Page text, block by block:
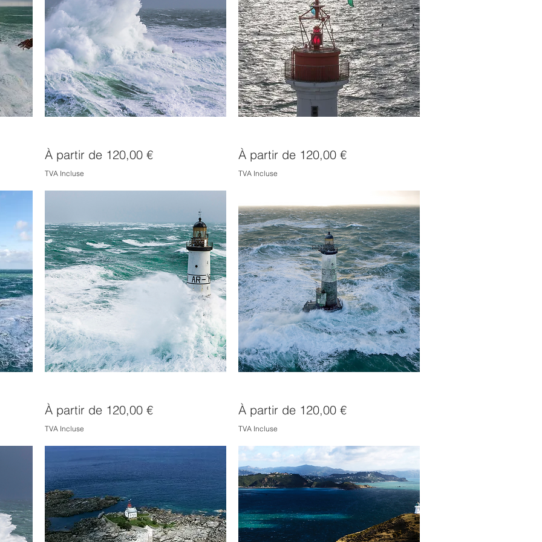
À partir de 120,00 €
Prix promotionnel
TVA Incluse
À partir de 120,00 €
Prix promotionnel
TVA Incluse
À partir de 120,00 €
Prix promotionnel
TVA Incluse
À partir de 120,00 €
Prix promotionnel
TVA Incluse